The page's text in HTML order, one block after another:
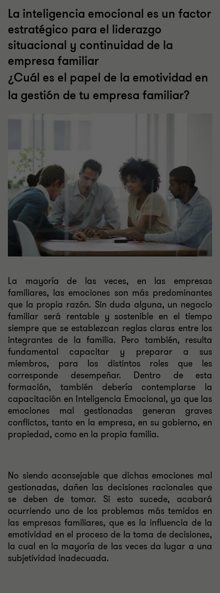
La inteligencia emocional es un factor
estratégico para el liderazgo
situacional y continuidad de la
empresa familiar
¿Cuál es el papel de la emotividad en
la gestión de tu empresa familiar?
La mayoría de las veces, en las empresas
familiares, las emociones son más predominantes
que la propia razón. Sin duda alguna, un negocio
familiar será rentable y sostenible en el tiempo
siempre que se establezcan reglas claras entre los
integrantes de la familia. Pero también, resulta
fundamental capacitar y preparar a sus
miembros, para los distintos roles que les
corresponde desempeñar. Dentro de esta
formación, también debería contemplarse la
capacitación en Inteligencia Emocional, ya que las
emociones mal gestionadas generan graves
conflictos, tanto en la empresa, en su gobierno, en
propiedad, como en la propia familia.
No siendo aconsejable que dichas emociones mal
gestionadas, dañen las decisiones racionales que
se deben de tomar. Si esto sucede, acabará
ocurriendo uno de los problemas más temidos en
las empresas familiares, que es la influencia de la
emotividad en el proceso de la toma de decisiones,
la cual en la mayoría de las veces da lugar a una
subjetividad inadecuada.